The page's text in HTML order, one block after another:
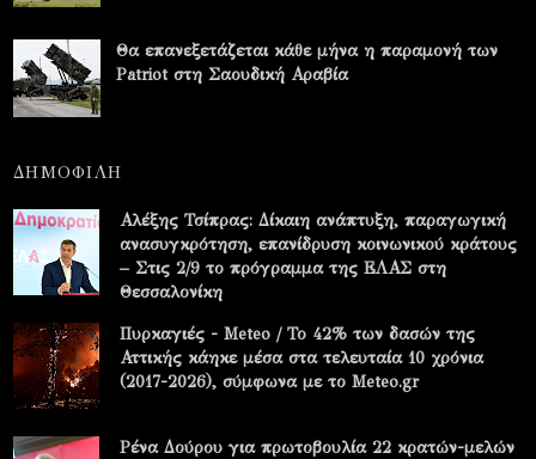
Θα επανεξετάζεται κάθε μήνα η παραμονή των
Patriot στη Σαουδική Αραβία
ΔΗΜΟΦΙΛΗ
Αλέξης Τσίπρας: Δίκαιη ανάπτυξη, παραγωγική
ανασυγκρότηση, επανίδρυση κοινωνικού κράτους
– Στις 2/9 το πρόγραμμα της ΕΛΑΣ στη
Θεσσαλονίκη
Πυρκαγιές - Meteo / Το 42% των δασών της
Αττικής κάηκε μέσα στα τελευταία 10 χρόνια
(2017-2026), σύμφωνα με το Meteo.gr
Ρένα Δούρου για πρωτοβουλία 22 κρατών-μελών